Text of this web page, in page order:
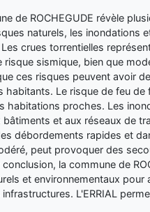
de ROCHEGUDE révèle
naturels, les inondations
crues torrentielles
sismique, bien que
ces risques peuvent avoir
habitants. Le risque de feu
habitations proches. Les
et aux réseaux de
débordements rapides et
peut provoquer des
la commune de
et environnementaux pour
L'ERRIAL